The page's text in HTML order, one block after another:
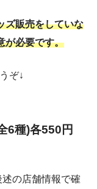
ズ販売をしていな
が必要です。
ぞ↓
6種)各550円
の店舗情報で確